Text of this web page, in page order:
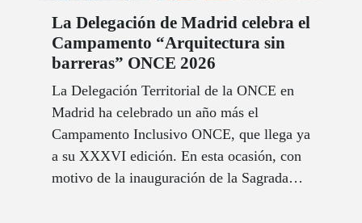
La Delegación de Madrid celebra el
Campamento “Arquitectura sin
barreras” ONCE 2026
La Delegación Territorial de la ONCE en
Madrid ha celebrado un año más el
Campamento Inclusivo ONCE, que llega ya
a su XXXVI edición. En esta ocasión, con
motivo de la inauguración de la Sagrada